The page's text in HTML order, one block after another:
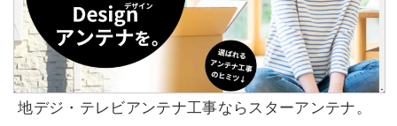
地デジ・テレビアンテナ工事ならスターアンテナ。